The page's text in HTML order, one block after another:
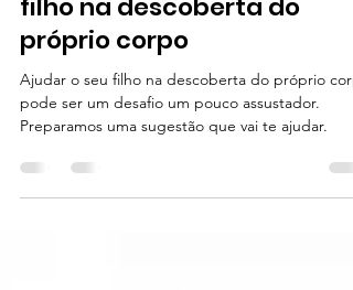
9 de jan. de 2023
2 min de leitura
Saiba como ajudar o seu
filho na descoberta do
próprio corpo
Ajudar o seu filho na descoberta do próprio
Preparamos uma sugestão que vai te ajudar.